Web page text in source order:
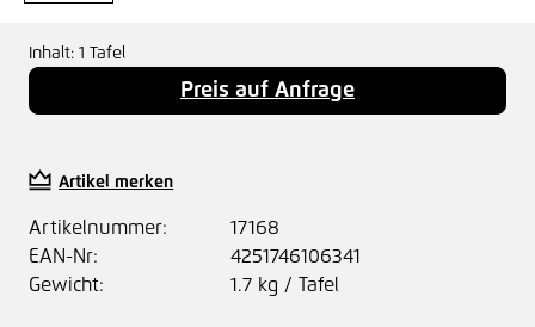
Inhalt: 1 Tafel
Preis auf Anfrage
Artikel merken
Artikelnummer:
17168
EAN-Nr:
4251746106341
Gewicht:
1.7 kg / Tafel